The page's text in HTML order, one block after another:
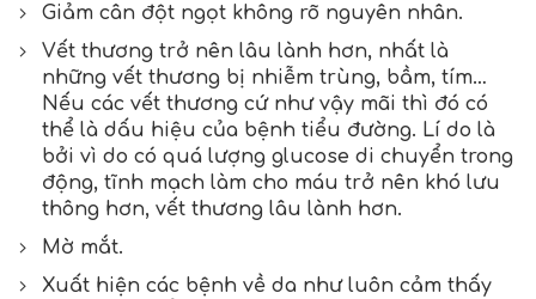
Giảm cân đột ngọt không rõ nguyên nhân.
Vết thương trở nên lâu lành hơn, nhất là
những vết thương bị nhiễm trùng, bầm, tím…
Nếu các vết thương cứ như vậy mãi thì đó có
thể là dấu hiệu của bệnh tiểu đường. Lí do là
bởi vì do có quá lượng glucose di chuyển trong
động, tĩnh mạch làm cho máu trở nên khó lưu
thông hơn, vết thương lâu lành hơn.
Mờ mắt.
Xuất hiện các bệnh về da như luôn cảm thấy